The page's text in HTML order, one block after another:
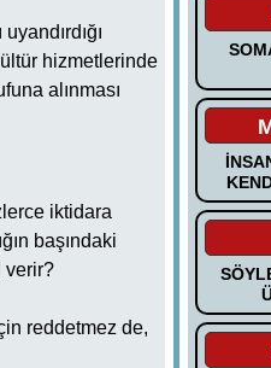
hizmetlerinde
alınması
iktidara
başındaki
verir?
reddetmez de,